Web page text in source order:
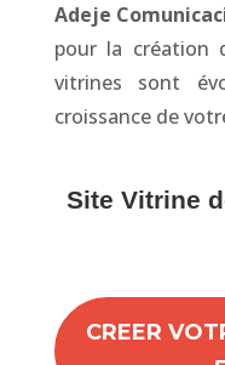
Adeje
pour la création
vitrines sont
croissance de
Site Vitrine
CREER